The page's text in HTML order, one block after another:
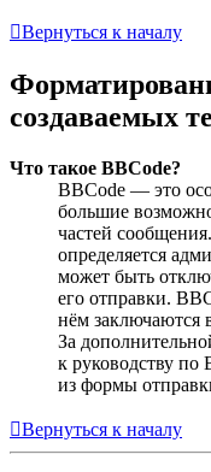
Вернуться к началу
создаваемых
Что такое BBCode?
BBCode — это
большие
частей
определяется
может быть
его отправки.
нём заключаются
За
к руководству по
из формы
Вернуться к началу